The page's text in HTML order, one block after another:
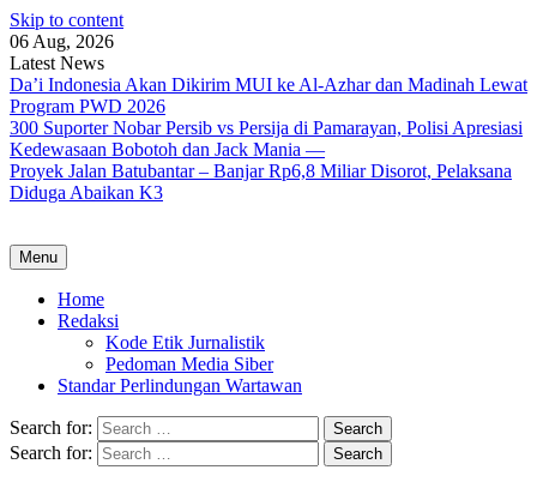
Skip to content
06 Aug, 2026
Latest News
Da’i Indonesia Akan Dikirim MUI ke Al-Azhar dan Madinah Lewat
Program PWD 2026
300 Suporter Nobar Persib vs Persija di Pamarayan, Polisi Apresiasi
Kedewasaan Bobotoh dan Jack Mania —
Proyek Jalan Batubantar – Banjar Rp6,8 Miliar Disorot, Pelaksana
Diduga Abaikan K3
Menu
Home
Redaksi
Kode Etik Jurnalistik
Pedoman Media Siber
Standar Perlindungan Wartawan
Search for:
Search for: